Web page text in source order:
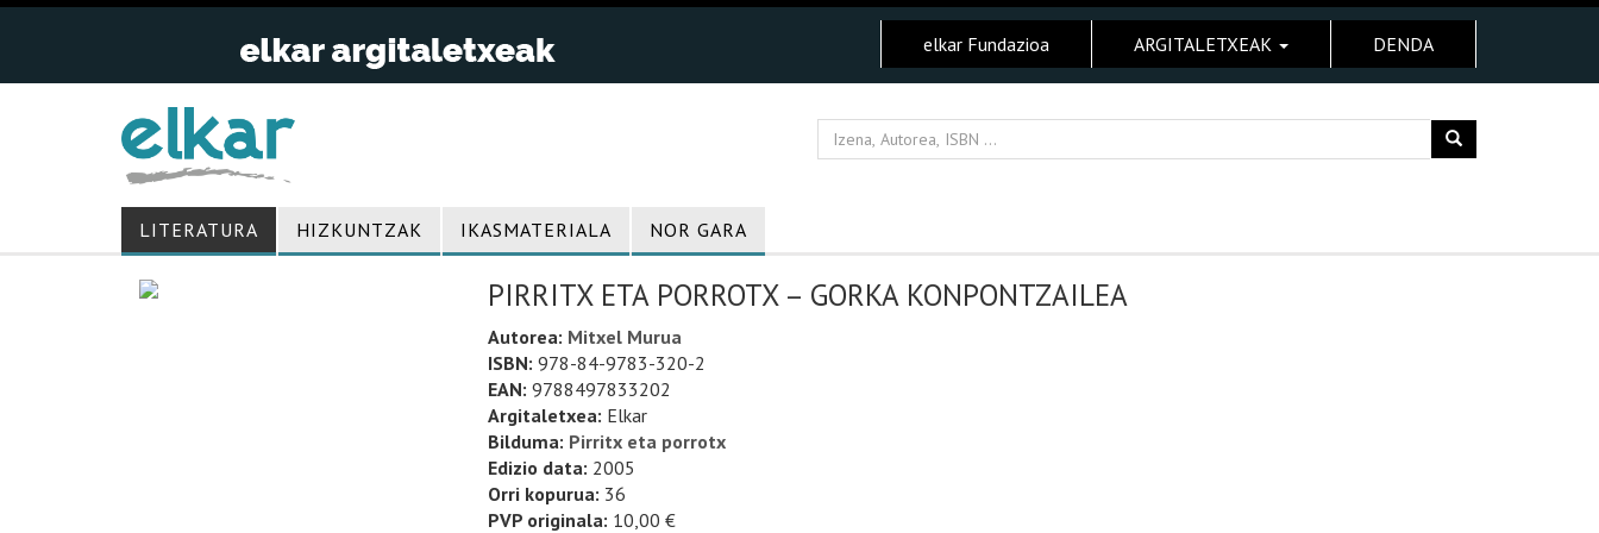
elkar Fundazioa ARGITALETXEAK DENDA
LITERATURA HIZKUNTZAK IKASMATERIALA NOR GARA
PIRRITX ETA PORROTX – GORKA KONPONTZAILEA
Autorea: Mitxel Murua
ISBN: 978-84-9783-320-2
EAN: 9788497833202
Argitaletxea: Elkar
Bilduma: Pirritx eta porrotx
Edizio data: 2005
Orri kopurua: 36
PVP originala: 10,00 €